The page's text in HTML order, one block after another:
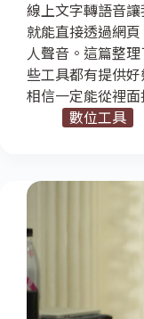
線上文字轉語音讓
就能直接透過網
人聲音。這篇整
些工具都有提供好
相信一定能從裡面
數位工具